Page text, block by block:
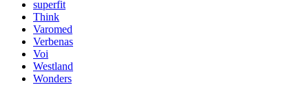
superfit
Think
Varomed
Verbenas
Voi
Westland
Wonders